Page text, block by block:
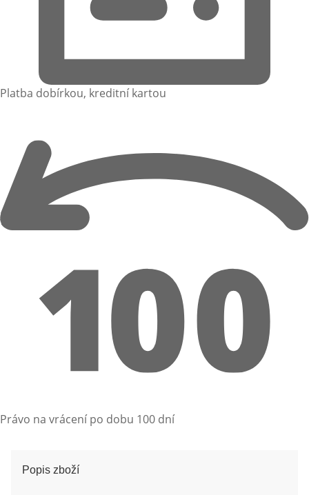
Platba dobírkou, kreditní kartou
Právo na vrácení po dobu 100 dní
Popis zboží